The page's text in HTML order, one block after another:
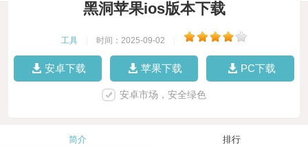
黑洞苹果ios版本下载
工具 时间：2025-09-02
安卓下载 苹果下载 PC下载
安卓市场，安全绿色
简介 排行